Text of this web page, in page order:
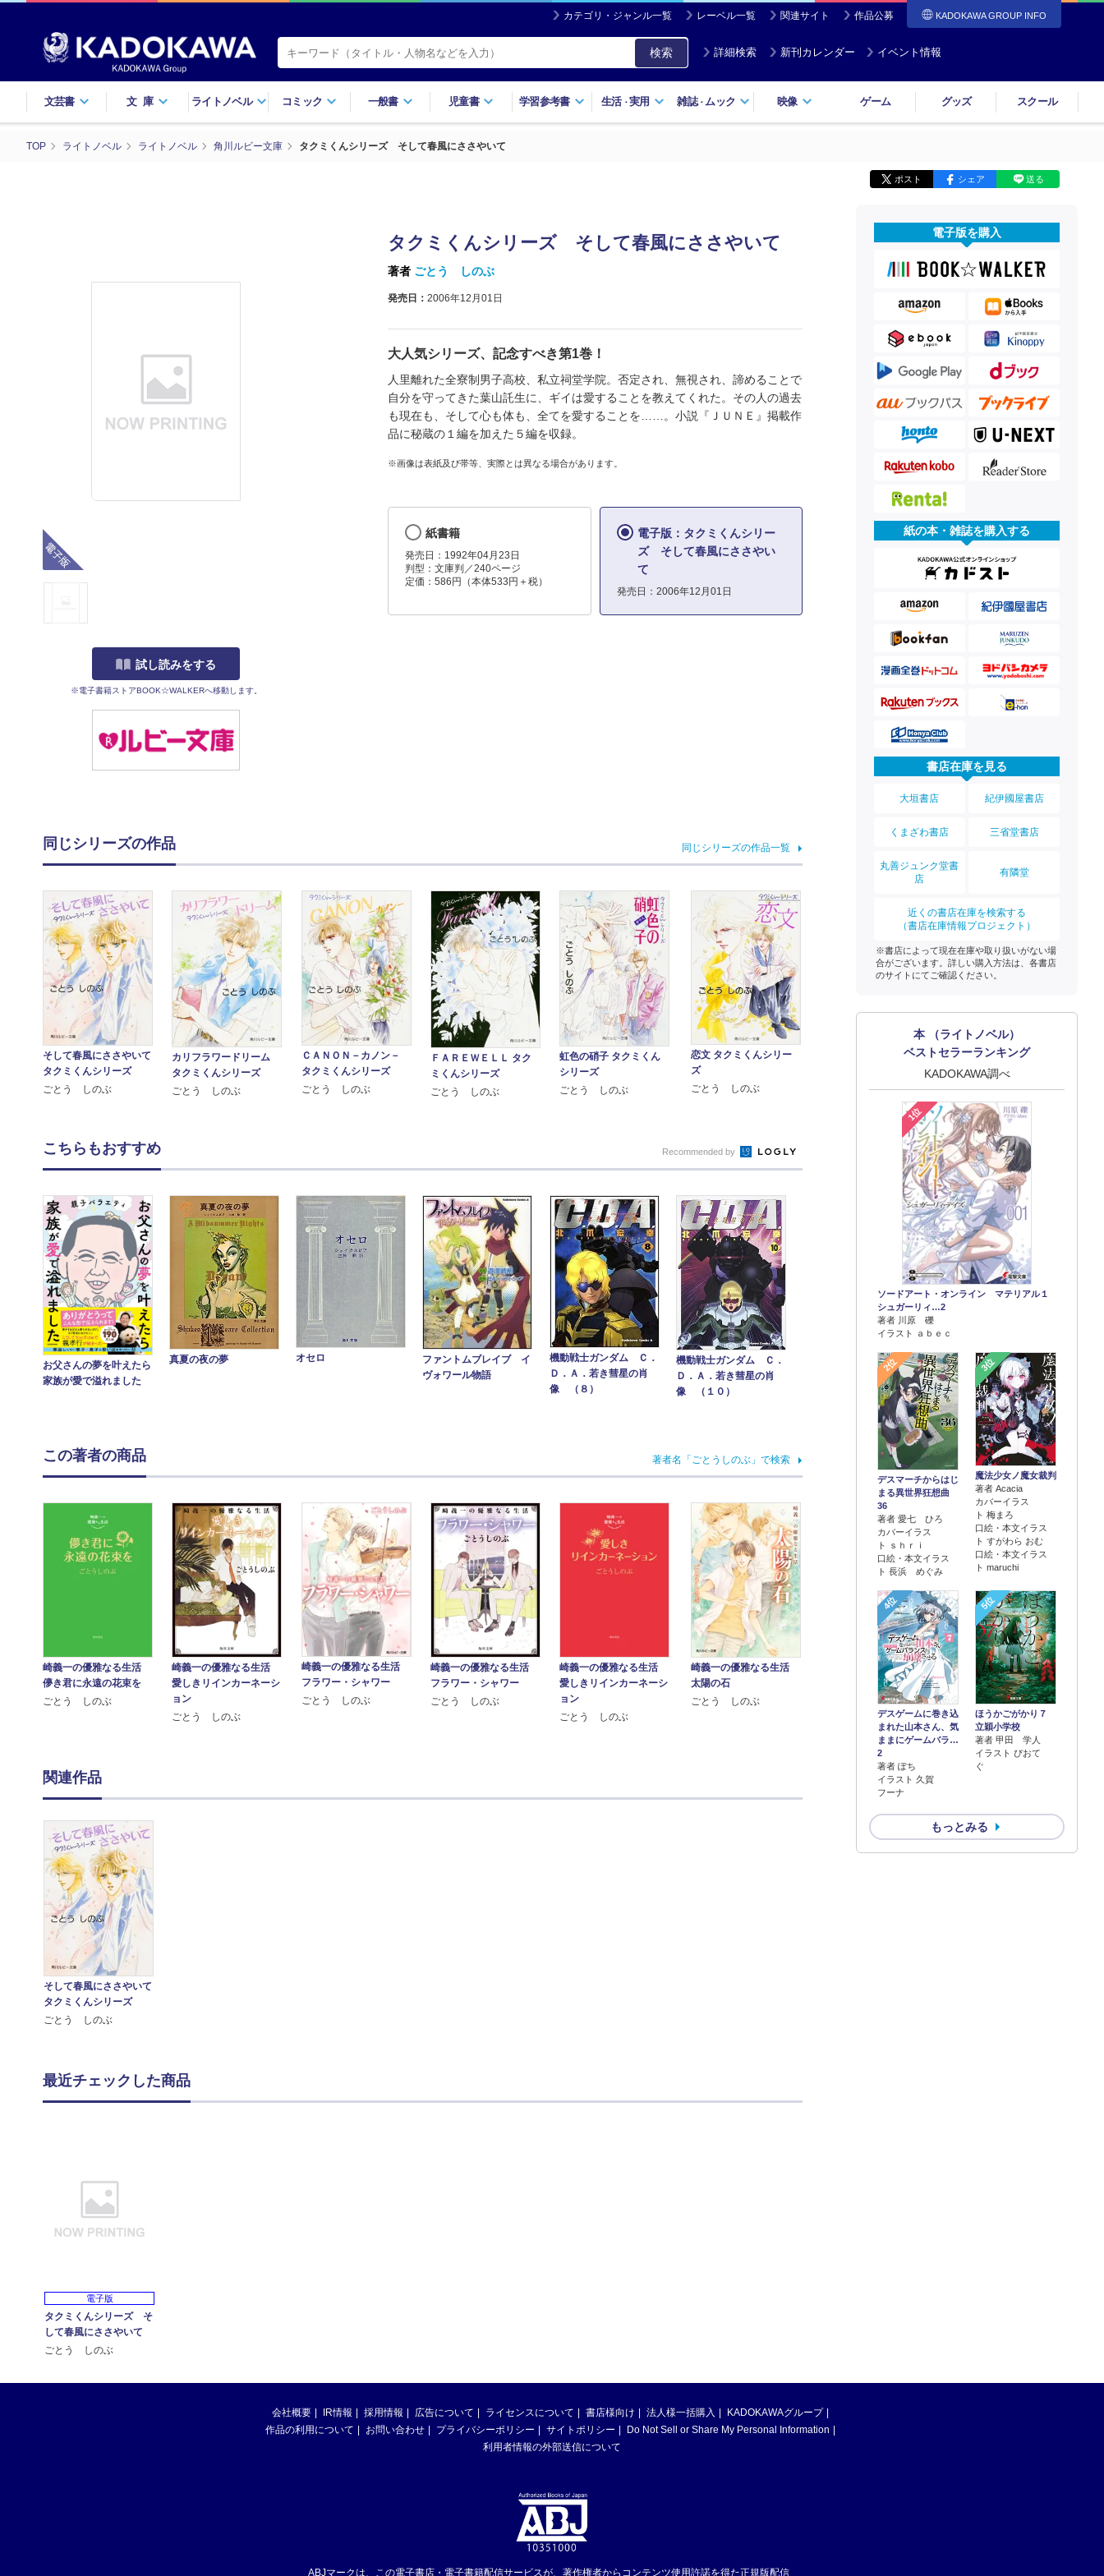
カテゴリ・ジャンル一覧 レーベル一覧 関連サイト 作品公募 KADOKAWA GROUP INFO
検索 詳細検索 新刊カレンダー イベント情報
文芸書 文庫 ライトノベル コミック 一般書 児童書 学習参考書 生活・実用 雑誌・ ムック 映像 ゲーム グッズ スクール
TOP ライトノベル ライトノベル 角川ルビー文庫 タクミくんシリーズ そして春風にささやいて
ポスト シェア 送る
試し読みをする
※電子書籍ストアBOOK☆WALKERへ移動します。
タクミくんシリーズ そして春風にささやいて
著者 ごとう しのぶ
発売日： 2006年12月01日
大人気シリーズ、記念すべき第1巻！
人里離れた全寮制男子高校、私立祠堂学院。否定され、無視され、諦めることで
自分を守ってきた葉山託生に、ギイは愛することを教えてくれた。その人の過去
も現在も、そして心も体も、全てを愛することを……。小説『ＪＵＮＥ』掲載作
品に秘蔵の１編を加えた５編を収録。
※画像は表紙及び帯等、実際とは異なる場合があります。
紙書籍
発売日：1992年04月23日
判型：文庫判／240ページ
定価：586円（本体533円＋税）
電子版：タクミくんシリー
ズ そして春風にささやい
て
発売日：2006年12月01日
同じシリーズの作品 同じシリーズの作品一覧
そして春風にささやいて
タクミくんシリーズ
ごとう しのぶ
カリフラワードリーム
タクミくんシリーズ
ごとう しのぶ
ＣＡＮＯＮ－カノン－
タクミくんシリーズ
ごとう しのぶ
ＦＡＲＥＷＥＬＬ タク
ミくんシリーズ
ごとう しのぶ
虹色の硝子 タクミくん
シリーズ
ごとう しのぶ
恋文 タクミくんシリー
ズ
ごとう しのぶ
電子版を購入
紙の本・雑誌を購入する
書店在庫を見る
大垣書店 紀伊國屋書店
くまざわ書店 三省堂書店
丸善ジュンク堂書
店
有隣堂
近くの書店在庫を検索する
（書店在庫情報プロジェクト）
※書店によって現在在庫や取り扱いがない場
合がございます。詳しい購入方法は、各書店
のサイトにてご確認ください。
本 （ライトノベル）
ベストセラーランキング
KADOKAWA調べ
1位
ソードアート・オンライン マテリアル１
シュガーリィ…2
著者 川原 礫
イラスト ａｂｅｃ
2位
デスマーチからはじ
まる異世界狂想曲
36
著者 愛七 ひろ
カバーイラス
ト ｓｈｒｉ
口絵・本文イラス
ト 長浜 めぐみ
3位
魔法少女ノ魔女裁判
著者 Acacia
カバーイラス
ト 梅まろ
口絵・本文イラス
ト すがわら おむ
口絵・本文イラス
ト maruchi
4位
デスゲームに巻き込
まれた山本さん、気
ままにゲームバラ…
2
著者 ぽち
イラスト 久賀
フーナ
5位
ほうかごがかり７
立穎小学校
著者 甲田 学人
イラスト ぴおて
ぐ
もっとみる
こちらもおすすめ Recommended by
お父さんの夢を叶えたら
家族が愛で溢れました
真夏の夜の夢 オセロ
ファントムブレイブ イ
ヴォワール物語
機動戦士ガンダム Ｃ．
Ｄ．Ａ．若き彗星の肖
像 （８）
機動戦士ガンダム Ｃ．
Ｄ．Ａ．若き彗星の肖
像 （１０）
この著者の商品 著者名「ごとうしのぶ」で検索
崎義一の優雅なる生活
儚き君に永遠の花束を
ごとう しのぶ
崎義一の優雅なる生活
愛しきリインカーネーシ
ョン
ごとう しのぶ
崎義一の優雅なる生活
フラワー・シャワー
ごとう しのぶ
崎義一の優雅なる生活
フラワー・シャワー
ごとう しのぶ
崎義一の優雅なる生活
愛しきリインカーネーシ
ョン
ごとう しのぶ
崎義一の優雅なる生活
太陽の石
ごとう しのぶ
関連作品
そして春風にささやいて
タクミくんシリーズ
ごとう しのぶ
最近チェックした商品
電子版
タクミくんシリーズ そ
して春風にささやいて
ごとう しのぶ
会社概要 IR情報 採用情報 広告について ライセンスについて 書店様向け 法人様一括購入
KADOKAWAグループ
作品の利用について
お問い合わせ プライバシーポリシー サイトポリシー
Do Not Sell or Share My Personal Information
利用者情報の外部送信について
ABJマークは、この電子書店・電子書籍配信サービスが、著作権者からコンテンツ使用許諾を得た正規版配信